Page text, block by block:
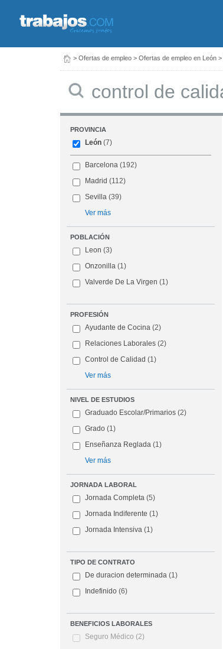
> Ofertas de empleo > Ofertas de empleo en León >
PROVINCIA
León (7)
Barcelona (192)
Madrid (112)
Sevilla (39)
Ver más
POBLACIÓN
Leon (3)
Onzonilla (1)
Valverde De La Virgen (1)
PROFESIÓN
Ayudante de Cocina (2)
Relaciones Laborales (2)
Control de Calidad (1)
Ver más
NIVEL DE ESTUDIOS
Graduado Escolar/Primarios (2)
Grado (1)
Enseñanza Reglada (1)
Ver más
JORNADA LABORAL
Jornada Completa (5)
Jornada Indiferente (1)
Jornada Intensiva (1)
TIPO DE CONTRATO
De duracion determinada (1)
Indefinido (6)
BENEFICIOS LABORALES
Seguro Médico (2)